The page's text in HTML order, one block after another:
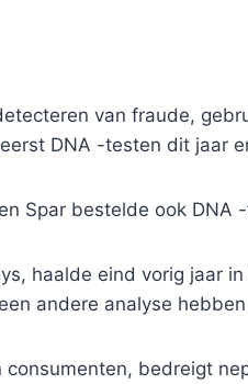
van fraude,
DNA -testen dit jaar
Spar bestelde ook DNA
haalde eind vorig jaar
andere analyse
bedreigt